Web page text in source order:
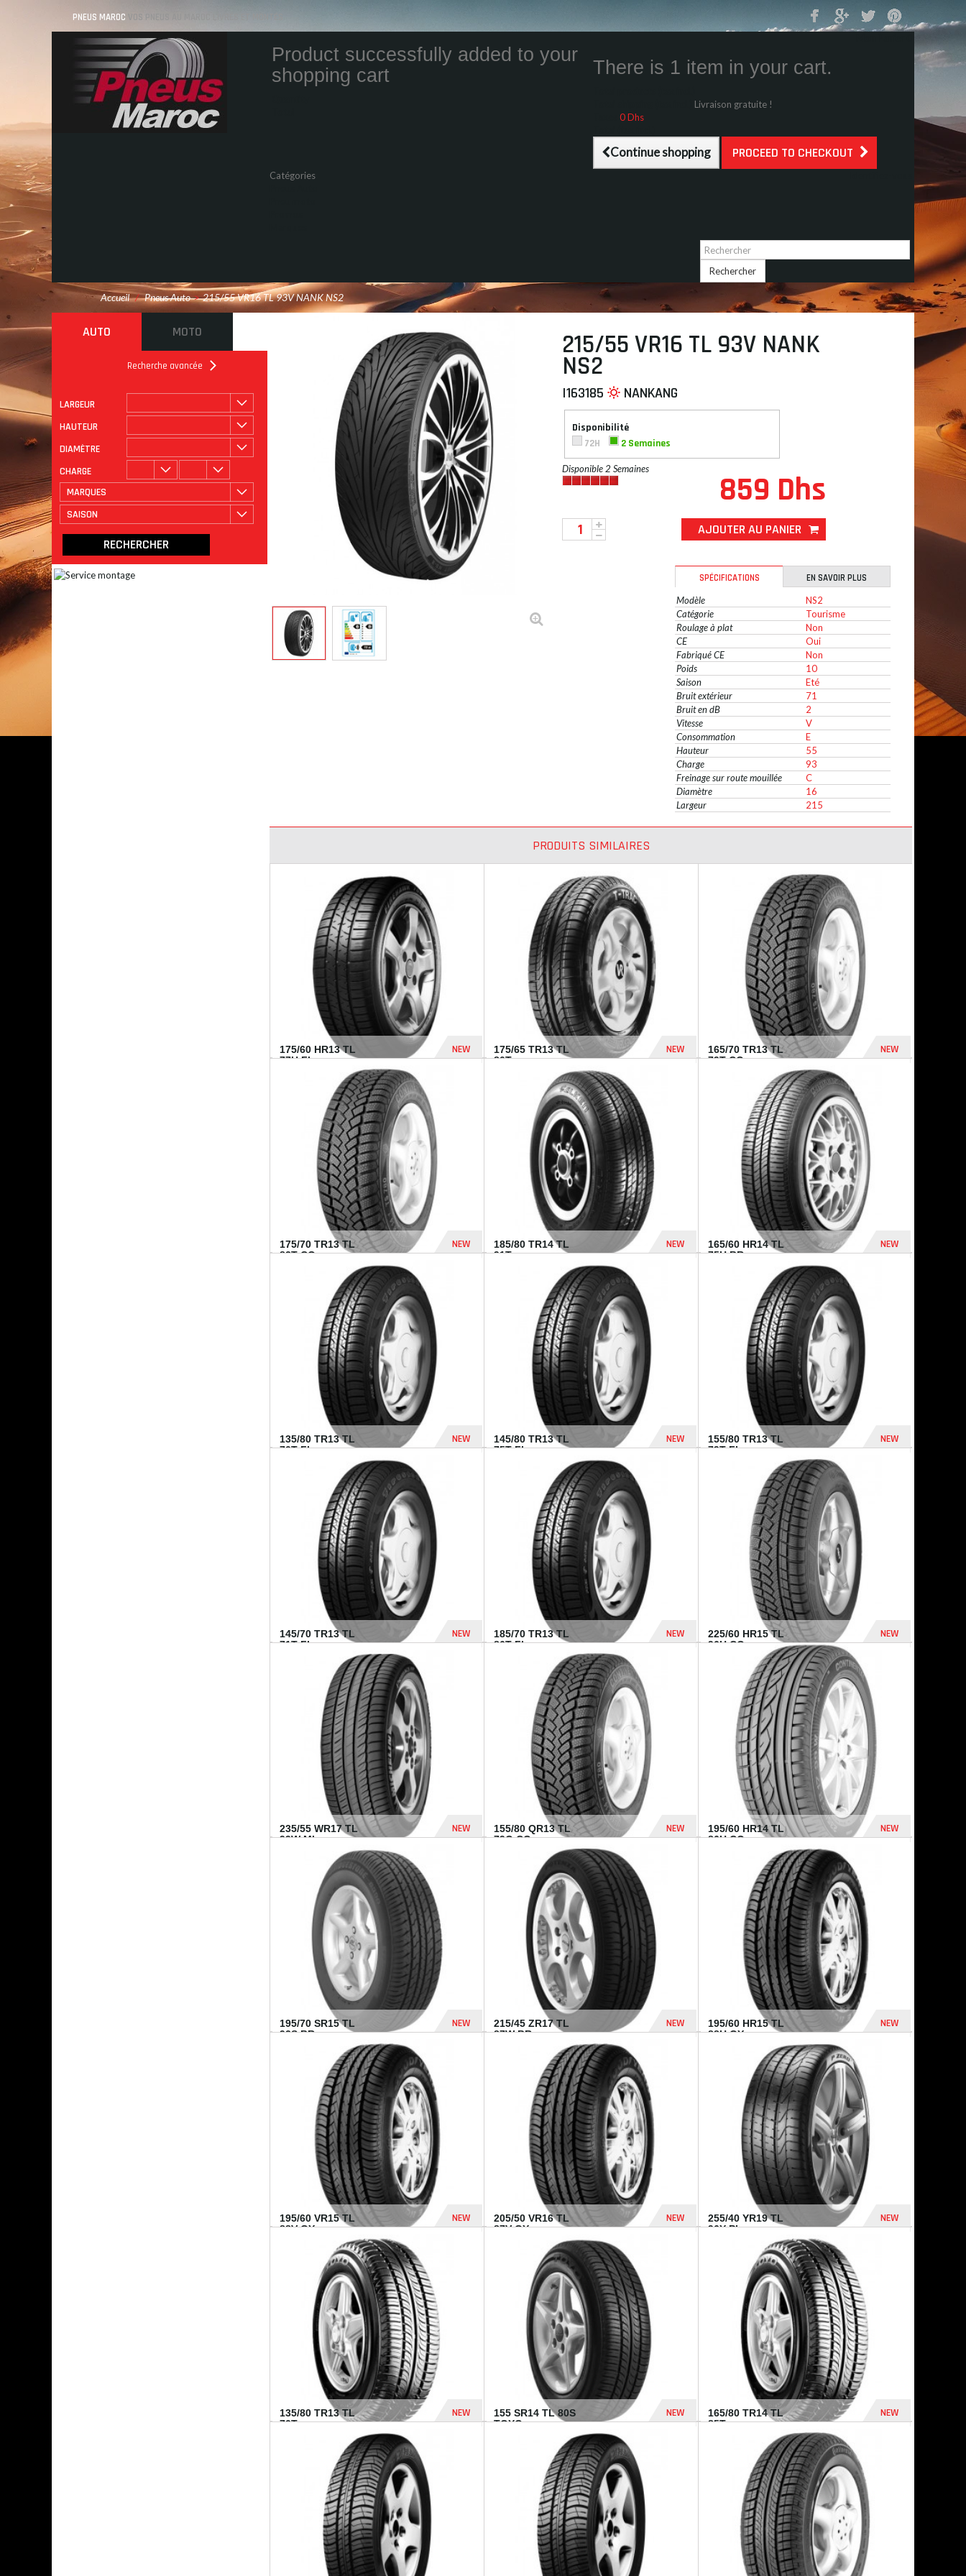
PNEUS MAROC VOS PNEUS AU MAROC LIVRÉS ET MONTÉS
Product successfully added to your
shopping cart
There is 1 item in your cart.
Livraison gratuite !
0 Dhs
Continue shopping PROCEED TO CHECKOUT
Catégories
Rechercher
Accueil / Pneus Auto > 215/55 VR16 TL 93V NANK NS2
AUTO MOTO
Recherche avancée
LARGEUR
HAUTEUR
DIAMÈTRE
CHARGE
MARQUES
SAISON
ROULAGE À PLAT
215/55 VR16 TL 93V NANK
NS2
I163185 NANKANG
Disponibilité
72H
2 Semaines
Disponible 2 Semaines
859 Dhs
AJOUTER AU PANIER
SPÉCIFICATIONS
EN SAVOIR PLUS
Modèle
NS2
Catégorie
Tourisme
Roulage à plat
Non
CE
Oui
Fabriqué CE
Non
Poids
10
Saison
Eté
Bruit extérieur
71
Bruit en dB
2
Vitesse
V
Consommation
E
Hauteur
55
Charge
93
Freinage sur route mouillée
C
Diamètre
16
Largeur
215
PRODUITS SIMILAIRES
175/60 HR13 TL
77H FI...
NEW
394 Dhs
175/65 TR13 TL
80T...
NEW
165/70 TR13 TL
79T CO...
NEW
364 Dhs
175/70 TR13 TL
82T CO...
NEW
185/80 TR14 TL
91T...
NEW
448 Dhs
165/60 HR14 TL
75H BR...
NEW
135/80 TR13 TL
70T FI...
NEW
145/80 TR13 TL
75T FI...
NEW
155/80 TR13 TL
79T FI...
NEW
145/70 TR13 TL
71T FI...
NEW
185/70 TR13 TL
86T FI...
NEW
432 Dhs
225/60 HR15 TL
96H CO...
NEW
1 040 Dhs
235/55 WR17 TL
99W MI...
NEW
1 182 Dhs
155/80 QR13 TL
79Q CO...
NEW
195/60 HR14 TL
86H CO...
NEW
790 Dhs
195/70 SR15 TL
92S BR...
NEW
837 Dhs
215/45 ZR17 TL
87W BR...
NEW
955 Dhs
195/60 HR15 TL
88H GY...
NEW
195/60 VR15 TL
88V GY...
NEW
205/50 VR16 TL
87V GY...
NEW
255/40 YR19 TL
96Y PI...
NEW
1 771 Dhs
135/80 TR13 TL
70T...
NEW
155 SR14 TL 80S
TOYO...
NEW
165/80 TR14 TL
85T...
NEW
458 Dhs